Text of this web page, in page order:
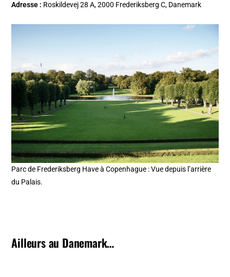
Adresse : Roskildevej 28 A, 2000 Frederiksberg C, Danemark
Parc de Frederiksberg Have à Copenhague : Vue depuis l’arrière
du Palais.
Ailleurs au Danemark…